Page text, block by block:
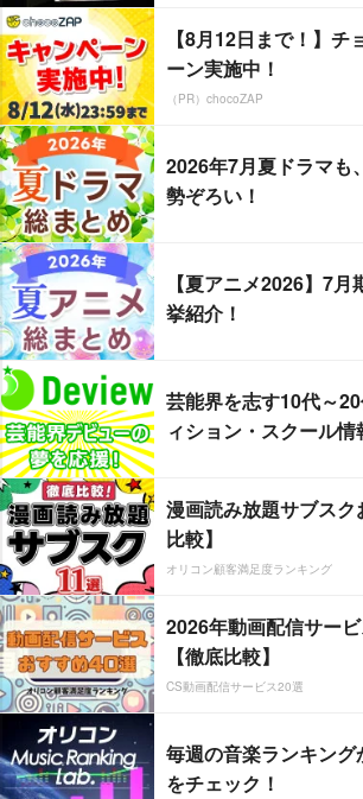
【8月12日まで！】
ーン実施中！
（PR）chocoZAP
2026年7月夏ドラマも
勢ぞろい！
【夏アニメ2026】7
挙紹介！
芸能界を志す10代～
ィション・スクール
漫画読み放題サブス
比較】
オリコン顧客満足度ランキング
2026年動画配信サー
【徹底比較】
CS動画配信サービス20選
毎週の音楽ランキン
をチェック！